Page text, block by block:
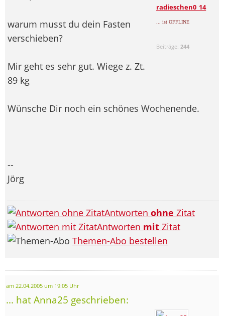
radieschen0_14
... ist OFFLINE
Beiträge: 244
warum musst du dein Fasten
verschieben?
Mir geht es sehr gut. Wiege z. Zt.
89 kg
Wünsche Dir noch ein schönes Wochenende.
--
Jörg
Antworten ohne Zitat
Antworten mit Zitat
Themen-Abo bestellen
am 22.04.2005 um 19:05 Uhr
... hat Anna25 geschrieben: